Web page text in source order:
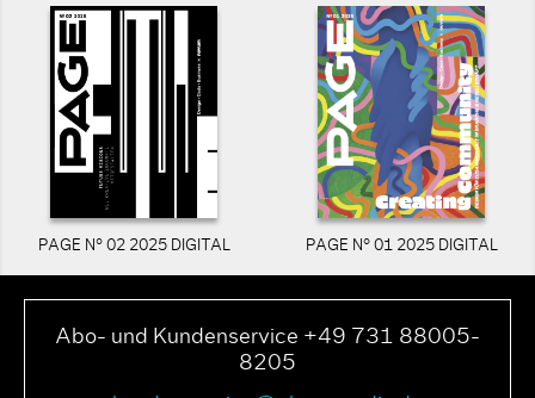
PAGE N° 02 2025 DIGITAL PAGE N° 01 2025 DIGITAL
Abo- und Kundenservice +49 731 88005-
8205